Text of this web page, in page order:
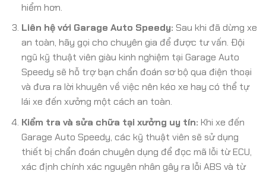
hiểm hơn.
Liên hệ với Garage Auto Speedy: Sau khi đã dừng xe
an toàn, hãy gọi cho chuyên gia để được tư vấn. Đội
ngũ kỹ thuật viên giàu kinh nghiệm tại Garage Auto
Speedy sẽ hỗ trợ bạn chẩn đoán sơ bộ qua điện thoại
và đưa ra lời khuyên về việc nên kéo xe hay có thể tự
lái xe đến xưởng một cách an toàn.
Kiểm tra và sửa chữa tại xưởng uy tín: Khi xe đến
Garage Auto Speedy, các kỹ thuật viên sẽ sử dụng
thiết bị chẩn đoán chuyên dụng để đọc mã lỗi từ ECU,
xác định chính xác nguyên nhân gây ra lỗi ABS và từ